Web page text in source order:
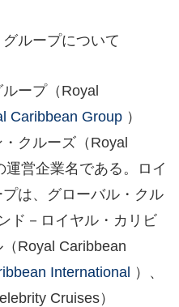
ループについて
ープ（Royal
Caribbean Group ）
クルーズ（Royal
営企業名である。ロイ
は、グローバル・クル
ド－ロイヤル・カリビ
Royal Caribbean
International ）、
Cruises）